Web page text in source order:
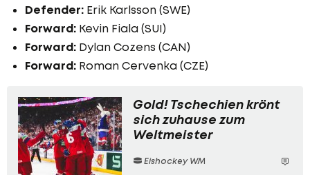
Defender: Erik Karlsson (SWE)
Forward: Kevin Fiala (SUI)
Forward: Dylan Cozens (CAN)
Forward: Roman Cervenka (CZE)
Gold! Tschechien krönt
sich zuhause zum
Weltmeister
Eishockey WM